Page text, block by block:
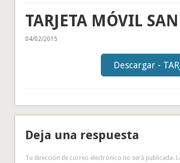
TARJETA MÓVIL
04/02/2015
Descargar -
Deja una respuesta
Tu dirección de correo electrónico no será publicada.